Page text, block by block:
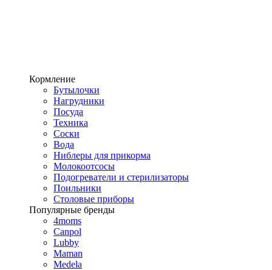
Кормление
Бутылочки
Нагрудники
Посуда
Техника
Соски
Вода
Ниблеры для прикорма
Молокоотсосы
Подогреватели и стерилизаторы
Поильники
Столовые приборы
Популярные бренды
4moms
Canpol
Lubby
Maman
Medela